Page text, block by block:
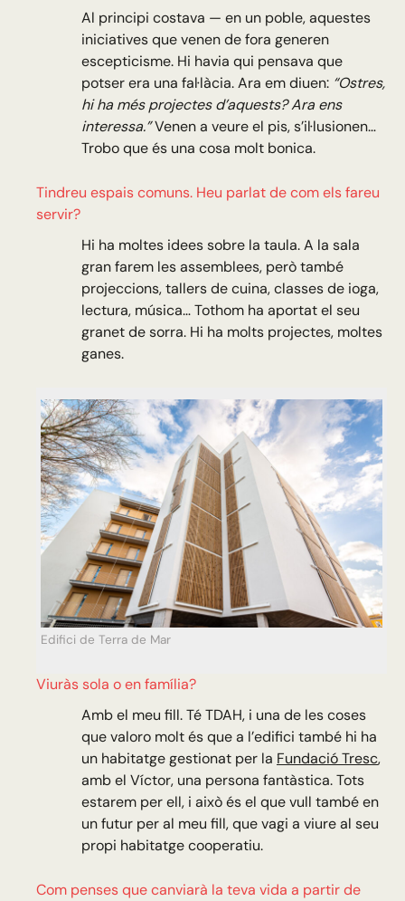
Al principi costava — en un poble, aquestes
iniciatives que venen de fora generen
escepticisme. Hi havia qui pensava que
potser era una fal·làcia. Ara em diuen: “Ostres,
hi ha més projectes d’aquests? Ara ens
interessa.”Venen a veure el pis, s’il·lusionen…
Trobo que és una cosa molt bonica.
Tindreu espais comuns. Heu parlat de com els fareu
servir?
Hi ha moltes idees sobre la taula. A la sala
gran farem les assemblees, però també
projeccions, tallers de cuina, classes de ioga,
lectura, música… Tothom ha aportat el seu
granet de sorra. Hi ha molts projectes, moltes
ganes.
Edifici de Terra de Mar
Viuràs sola o en família?
Amb el meu fill. Té TDAH, i una de les coses
que valoro molt és que a l’edifici també hi ha
un habitatge gestionat per la Fundació Tresc,
amb el Víctor, una persona fantàstica. Tots
estarem per ell, i això és el que vull també en
un futur per al meu fill, que vagi a viure al seu
propi habitatge cooperatiu.
Com penses que canviarà la teva vida a partir de